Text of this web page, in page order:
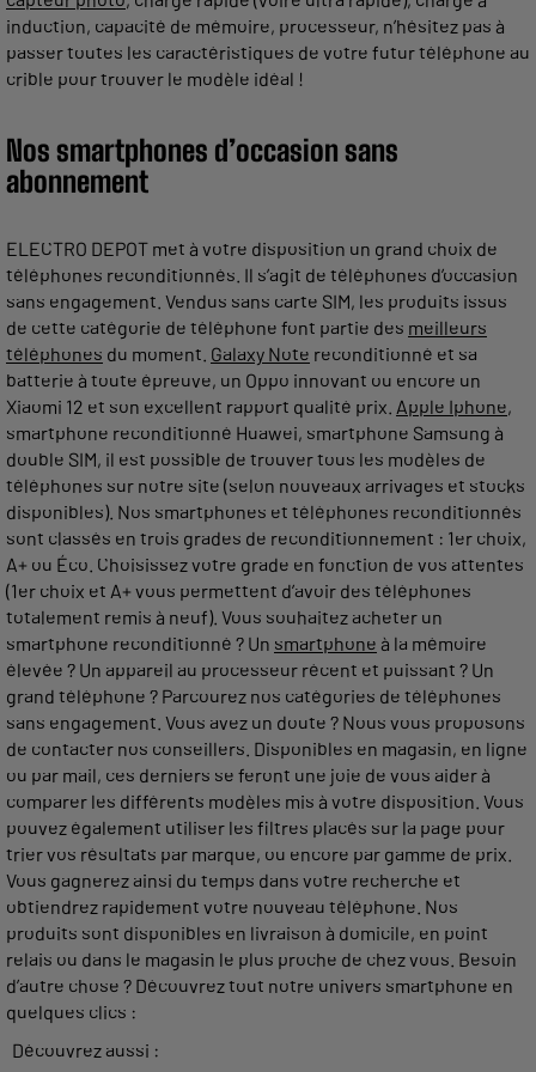
induction, capacité de mémoire, processeur, n’hésitez pas à
passer toutes les caractéristiques de votre futur téléphone au
crible pour trouver le modèle idéal !
Nos smartphones d’occasion sans
abonnement
ELECTRO DEPOT met à votre disposition un grand choix de
téléphones reconditionnés. Il s’agit de téléphones d’occasion
sans engagement. Vendus sans carte SIM, les produits issus
de cette catégorie de téléphone font partie des meilleurs
téléphones du moment. Galaxy Note reconditionné et sa
batterie à toute épreuve, un Oppo innovant ou encore un
Xiaomi 12 et son excellent rapport qualité prix. Apple Iphone,
smartphone reconditionné Huawei, smartphone Samsung à
double SIM, il est possible de trouver tous les modèles de
téléphones sur notre site (selon nouveaux arrivages et stocks
disponibles). Nos smartphones et téléphones reconditionnés
sont classés en trois grades de reconditionnement : 1er choix,
A+ ou Éco. Choisissez votre grade en fonction de vos attentes
(1er choix et A+ vous permettent d’avoir des téléphones
totalement remis à neuf). Vous souhaitez acheter un
smartphone reconditionné ? Un smartphone à la mémoire
élevée ? Un appareil au processeur récent et puissant ? Un
grand téléphone ? Parcourez nos catégories de téléphones
sans engagement. Vous avez un doute ? Nous vous proposons
de contacter nos conseillers. Disponibles en magasin, en ligne
ou par mail, ces derniers se feront une joie de vous aider à
comparer les différents modèles mis à votre disposition. Vous
pouvez également utiliser les filtres placés sur la page pour
trier vos résultats par marque, ou encore par gamme de prix.
Vous gagnerez ainsi du temps dans votre recherche et
obtiendrez rapidement votre nouveau téléphone. Nos
produits sont disponibles en livraison à domicile, en point
relais ou dans le magasin le plus proche de chez vous. Besoin
d’autre chose ? Découvrez tout notre univers smartphone en
quelques clics :
Découvrez aussi :